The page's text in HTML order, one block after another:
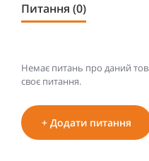
Питання (0)
Немає питань про даний
своє питання.
+ Додати питання